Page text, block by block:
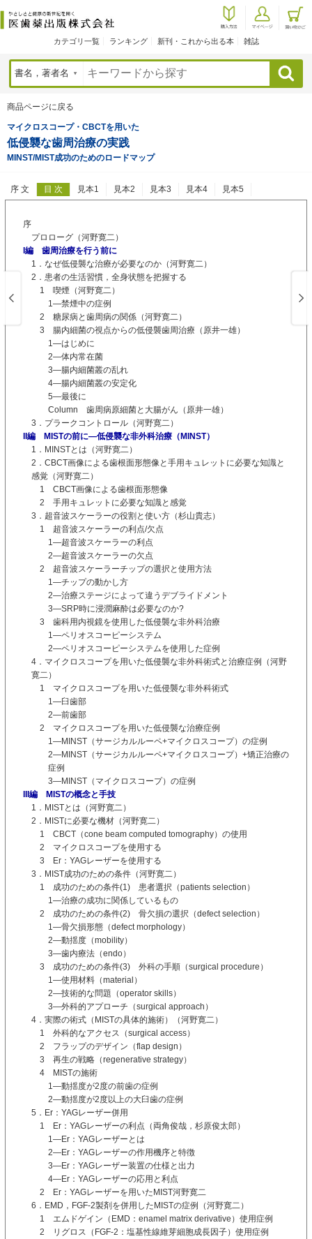
カテゴリ一覧 ランキング 新刊・これから出る本 雑誌
検索
商品ページに戻る
マイクロスコープ・CBCTを用いた
低侵襲な歯周治療の実践
MINST/MIST成功のためのロードマップ
序 文 目 次 見本1 見本2 見本3 見本4 見本5
序
プロローグ（河野寛二）
I編 歯周治療を行う前に
1．なぜ低侵襲な治療が必要なのか（河野寛二）
2．患者の生活習慣，全身状態を把握する
1 喫煙（河野寛二）
1―禁煙中の症例
2 糖尿病と歯周病の関係（河野寛二）
3 腸内細菌の視点からの低侵襲歯周治療（原井一雄）
1―はじめに
2―体内常在菌
3―腸内細菌叢の乱れ
4―腸内細菌叢の安定化
5―最後に
Column 歯周病原細菌と大腸がん（原井一雄）
3．プラークコントロール（河野寛二）
II編 MISTの前に―低侵襲な非外科治療（MINST）
1．MINSTとは（河野寛二）
2．CBCT画像による歯根面形態像と手用キュレットに必要な知識と
感覚（河野寛二）
1 CBCT画像による歯根面形態像
2 手用キュレットに必要な知識と感覚
3．超音波スケーラーの役割と使い方（杉山貴志）
1 超音波スケーラーの利点/欠点
1―超音波スケーラーの利点
2―超音波スケーラーの欠点
2 超音波スケーラーチップの選択と使用方法
1―チップの動かし方
2―治療ステージによって違うデブライドメント
3―SRP時に浸潤麻酔は必要なのか?
3 歯科用内視鏡を使用した低侵襲な非外科治療
1―ペリオスコーピーシステム
2―ペリオスコーピーシステムを使用した症例
4．マイクロスコープを用いた低侵襲な非外科術式と治療症例（河野
寛二）
1 マイクロスコープを用いた低侵襲な非外科術式
1―臼歯部
2―前歯部
2 マイクロスコープを用いた低侵襲な治療症例
1―MINST（サージカルルーペ+マイクロスコープ）の症例
2―MINST（サージカルルーペ+マイクロスコープ）+矯正治療の
症例
3―MINST（マイクロスコープ）の症例
III編 MISTの概念と手技
1．MISTとは（河野寛二）
2．MISTに必要な機材（河野寛二）
1 CBCT（cone beam computed tomography）の使用
2 マイクロスコープを使用する
3 Er：YAGレーザーを使用する
3．MIST成功のための条件（河野寛二）
1 成功のための条件(1) 患者選択（patients selection）
1―治療の成功に関係しているもの
2 成功のための条件(2) 骨欠損の選択（defect selection）
1―骨欠損形態（defect morphology）
2―動揺度（mobility）
3―歯内療法（endo）
3 成功のための条件(3) 外科の手順（surgical procedure）
1―使用材料（material）
2―技術的な問題（operator skills）
3―外科的アプローチ（surgical approach）
4．実際の術式（MISTの具体的施術）（河野寛二）
1 外科的なアクセス（surgical access）
2 フラップのデザイン（flap design）
3 再生の戦略（regenerative strategy）
4 MISTの施術
1―動揺度が2度の前歯の症例
2―動揺度が2度以上の大臼歯の症例
5．Er：YAGレーザー併用
1 Er：YAGレーザーの利点（両角俊哉，杉原俊太郎）
1―Er：YAGレーザーとは
2―Er：YAGレーザーの作用機序と特徴
3―Er：YAGレーザー装置の仕様と出力
4―Er：YAGレーザーの応用と利点
2 Er：YAGレーザーを用いたMIST河野寛二
6．EMD，FGF-2製剤を併用したMISTの症例（河野寛二）
1 エムドゲイン（EMD：enamel matrix derivative）使用症例
2 リグロス（FGF-2：塩基性線維芽細胞成長因子）使用症例